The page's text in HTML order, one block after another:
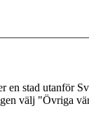
en stad utanför
välj "Övriga